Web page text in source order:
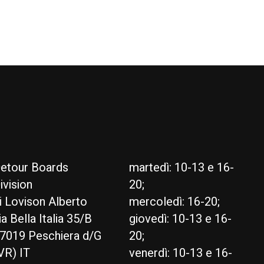
Boards
Lovison Alberto
Bella Italia 35/B
Peschiera d/G
IT
martedì: 10-13 e 16-
20;
mercoledì: 16-20;
giovedì: 10-13 e 16-
20;
venerdì: 10-13 e 16-